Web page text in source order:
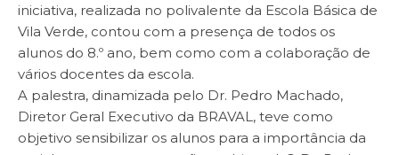
iniciativa, realizada no polivalente da Escola Básica de
Vila Verde, contou com a presença de todos os
alunos do 8.º ano, bem como com a colaboração de
vários docentes da escola.
A palestra, dinamizada pelo Dr. Pedro Machado,
Diretor Geral Executivo da BRAVAL, teve como
objetivo sensibilizar os alunos para a importância da